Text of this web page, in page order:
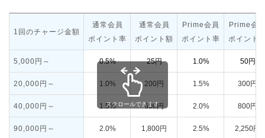
1回のチャージ金額
通常会員
ポイント率
通常会員
ポイント額
Prime会員
ポイント率
Prime会
ポイント
5,000円～ 0.5% 25円 1.0% 50円
20,000円～ 1.0% 200円 1.5% 300円
40,000円～ 1.5% 600円 2.0% 800円
90,000円～ 2.0% 1,800円 2.5% 2,250円